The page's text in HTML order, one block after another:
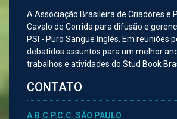
A Associação Brasileira de Criadores e
Cavalo de Corrida para difusão e
PSI - Puro Sangue Inglês. Em reuniões
debatidos assuntos para um melhor
trabalhos e atividades do Stud Book
CONTATO
A.B.C.P.C.C. SÃO PAULO